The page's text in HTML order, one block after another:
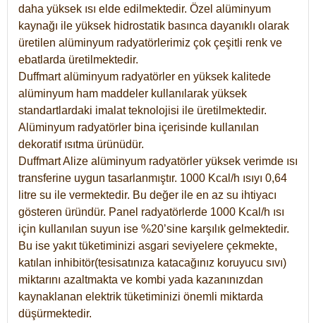
daha yüksek ısı elde edilmektedir. Özel alüminyum
kaynağı ile yüksek hidrostatik basınca dayanıklı olarak
üretilen alüminyum radyatörlerimiz çok çeşitli renk ve
ebatlarda üretilmektedir.
Duffmart alüminyum radyatörler en yüksek kalitede
alüminyum ham maddeler kullanılarak yüksek
standartlardaki imalat teknolojisi ile üretilmektedir.
Alüminyum radyatörler bina içerisinde kullanılan
dekoratif ısıtma ürünüdür.
Duffmart Alize alüminyum radyatörler yüksek verimde ısı
transferine uygun tasarlanmıştır. 1000 Kcal/h ısıyı 0,64
litre su ile vermektedir. Bu değer ile en az su ihtiyacı
gösteren üründür. Panel radyatörlerde 1000 Kcal/h ısı
için kullanılan suyun ise %20’sine karşılık gelmektedir.
Bu ise yakıt tüketiminizi asgari seviyelere çekmekte,
katılan inhibitör(tesisatınıza katacağınız koruyucu sıvı)
miktarını azaltmakta ve kombi yada kazanınızdan
kaynaklanan elektrik tüketiminizi önemli miktarda
düşürmektedir.